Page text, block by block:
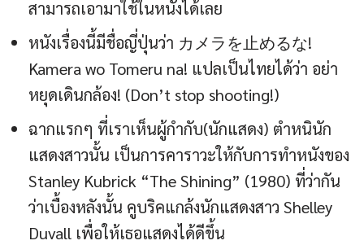
สามารถเอามาใช้ในหนังได้เลย
หนังเรื่องนี้มีชื่อญี่ปุ่นว่า カメラを止めるな!
Kamera wo Tomeru na! แปลเป็นไทยได้ว่า อย่า
หยุดเดินกล้อง! (Don’t stop shooting!)
ฉากแรกๆ ที่เราเห็นผู้กำกับ(นักแสดง) ตำหนินัก
แสดงสาวนั้น เป็นการคาราวะให้กับการทำหนังของ
Stanley Kubrick “The Shining” (1980) ที่ว่ากัน
ว่าเบื้องหลังนั้น คูบริคแกล้งนักแสดงสาว Shelley
Duvall เพื่อให้เธอแสดงได้ดีขึ้น